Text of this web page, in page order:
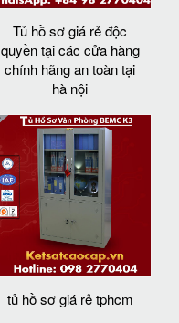
Tủ hồ sơ giá rẻ độc
quyền tại các cửa hàng
chính hãng an toàn tại
hà nội
tủ hồ sơ giá rẻ tphcm